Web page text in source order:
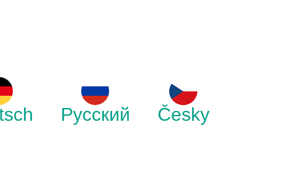
Русский Česky